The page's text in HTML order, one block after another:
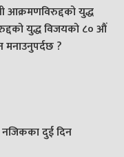
आक्रमणविरुद्दको युद्ध
युद्ध विजयको ८० औं
मनाउनुपर्दछ ?
नजिकका दुई दिन